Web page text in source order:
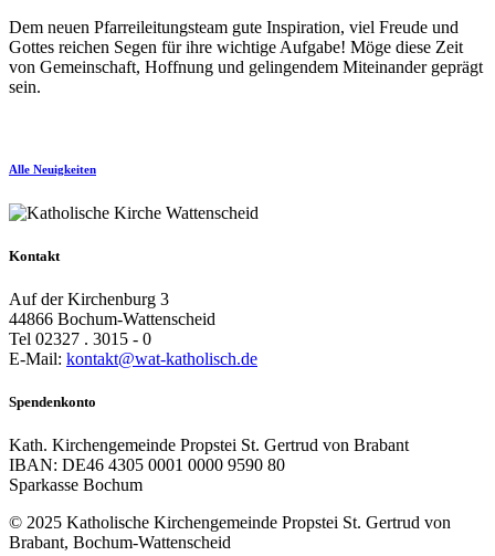
Dem neuen Pfarreileitungsteam gute Inspiration, viel Freude und
Gottes reichen Segen für ihre wichtige Aufgabe! Möge diese Zeit
von Gemeinschaft, Hoffnung und gelingendem Miteinander geprägt
sein.
Alle Neuigkeiten
Kontakt
Auf der Kirchenburg 3
44866 Bochum-Wattenscheid
Tel 02327 . 3015 - 0
E-Mail: kontakt@wat-katholisch.de
Spendenkonto
Kath. Kirchengemeinde Propstei St. Gertrud von Brabant
IBAN: DE46 4305 0001 0000 9590 80
Sparkasse Bochum
© 2025 Katholische Kirchengemeinde Propstei St. Gertrud von
Brabant, Bochum-Wattenscheid